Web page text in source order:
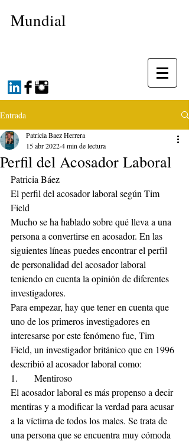
Mundial
Entrada
Perfil del Acosador Laboral
Patricia Baez Herrera
15 abr 20224 min de lectura
Patricia Báez
El perfil del acosador laboral según Tim
Field
Mucho se ha hablado sobre qué lleva a una
persona a convertirse en acosador. En las
siguientes líneas puedes encontrar el perfil
de personalidad del acosador laboral
teniendo en cuenta la opinión de diferentes
investigadores.
Para empezar, hay que tener en cuenta que
uno de los primeros investigadores en
interesarse por este fenómeno fue, Tim
Field, un investigador británico que en 1996
describió al acosador laboral como:
1.	Mentiroso
El acosador laboral es más propenso a decir
mentiras y a modificar la verdad para acusar
a la víctima de todos los males. Se trata de
una persona que se encuentra muy cómoda